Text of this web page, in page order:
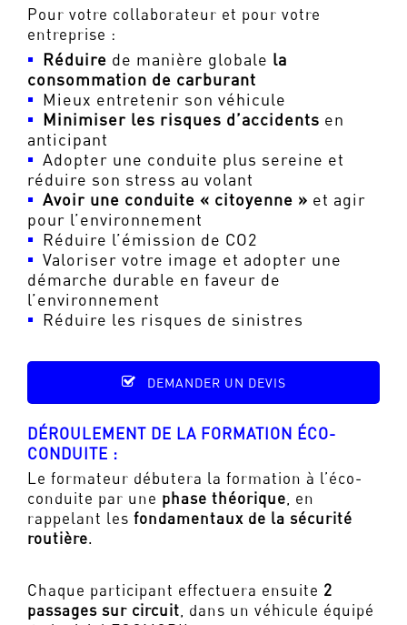
Pour votre collaborateur et pour votre
entreprise :
Réduire de manière globale la
consommation de carburant
Mieux entretenir son véhicule
Minimiser les risques d’accidents en
anticipant
Adopter une conduite plus sereine et
réduire son stress au volant
Avoir une conduite « citoyenne » et agir
pour l’environnement
Réduire l’émission de CO2
Valoriser votre image et adopter une
démarche durable en faveur de
l’environnement
Réduire les risques de sinistres
DEMANDER UN DEVIS
DÉROULEMENT DE LA FORMATION ÉCO-
CONDUITE :
Le formateur débutera la formation à l’éco-
conduite par une phase théorique , en
rappelant les fondamentaux de la sécurité
routière.
Chaque participant effectuera ensuite 2
passages sur circuit , dans un véhicule équipé